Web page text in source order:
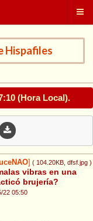
Hispafiles
(Hora Local).
( 104.20KB , dfsf.jpg )
vibras en una
brujería?
22 05:50